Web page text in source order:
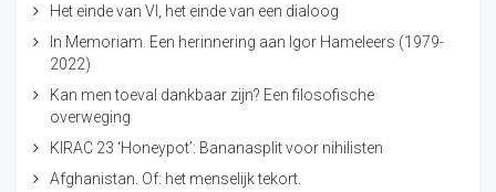
Het einde van VI, het einde van een dialoog
In Memoriam. Een herinnering aan Igor Hameleers (1979-
2022)
Kan men toeval dankbaar zijn? Een filosofische
overweging
KIRAC 23 ‘Honeypot’: Bananasplit voor nihilisten
Afghanistan. Of: het menselijk tekort.